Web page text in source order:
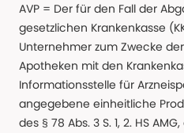
AVP = Der für den Fall der
gesetzlichen Krankenkasse
Unternehmer zum Zwecke
Apotheken mit den
Informationsstelle für
angegebene einheitliche
des § 78 Abs. 3 S. 1, 2. HS